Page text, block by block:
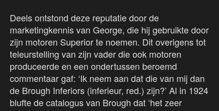
Deels ontstond deze reputatie door de
marketingkennis van George, die hij gebruikte door
zijn motoren Superior te noemen. Dit overigens tot
teleurstelling van zijn vader die ook motoren
produceerde en een ondertussen beroemd
commentaar gaf: ‘Ik neem aan dat die van mij dan
de Brough Inferiors (inferieur, red.) zijn?’ Al in 1924
blufte de catalogus van Brough dat ‘het zeer